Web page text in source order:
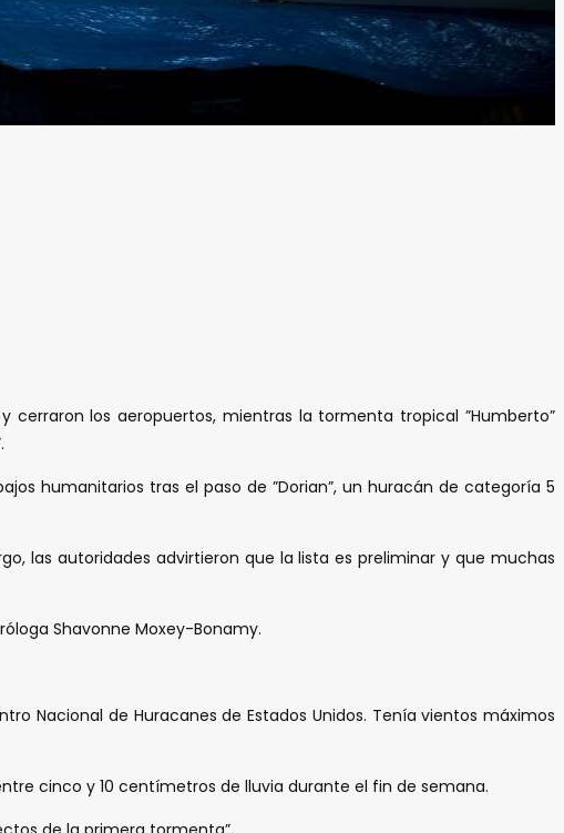
los aeropuertos, mientras la tormenta tropical ”Humberto”
humanitarios tras el paso de ”Dorian”, un huracán de categoría 5
las autoridades advirtieron que la lista es preliminar y que muchas
Shavonne Moxey-Bonamy.
Nacional de Huracanes de Estados Unidos. Tenía vientos máximos
cinco y 10 centímetros de lluvia durante el fin de semana.